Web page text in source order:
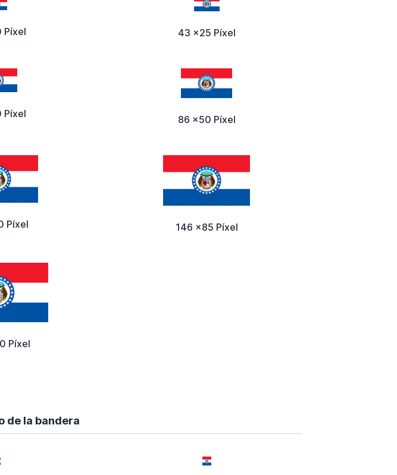
Píxel 43 x25 Píxel
Píxel 86 x50 Píxel
Píxel 146 x85 Píxel
Píxel
de la bandera